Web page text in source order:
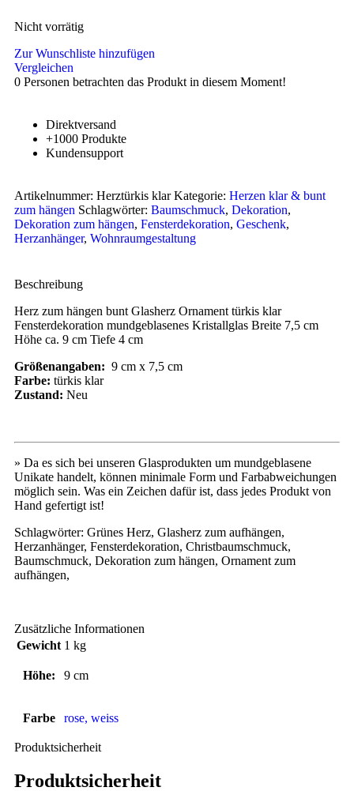
Nicht vorrätig
Zur Wunschliste hinzufügen
Vergleichen
0 Personen betrachten das Produkt in diesem Moment!
Direktversand
+1000 Produkte
Kundensupport
Artikelnummer: Herztürkis klarKategorie: Herzen klar & bunt
zum hängen Schlagwörter: Baumschmuck, Dekoration,
Dekoration zum hängen, Fensterdekoration, Geschenk,
Herzanhänger, Wohnraumgestaltung
Beschreibung
Herz zum hängen bunt Glasherz Ornament türkis klar
Fensterdekoration mundgeblasenes Kristallglas Breite 7,5 cm
Höhe ca. 9 cm Tiefe 4 cm
Größenangaben: 9 cm x 7,5 cm
Farbe: türkis klar
Zustand: Neu
» Da es sich bei unseren Glasprodukten um mundgeblasene
Unikate handelt, können minimale Form und Farbabweichungen
möglich sein. Was ein Zeichen dafür ist, dass jedes Produkt von
Hand gefertigt ist!
Schlagwörter: Grünes Herz, Glasherz zum aufhängen,
Herzanhänger, Fensterdekoration, Christbaumschmuck,
Baumschmuck, Dekoration zum hängen, Ornament zum
aufhängen,
Zusätzliche Informationen
Gewicht 1 kg
Höhe: 9 cm
Farbe rose, weiss
Produktsicherheit
Produktsicherheit